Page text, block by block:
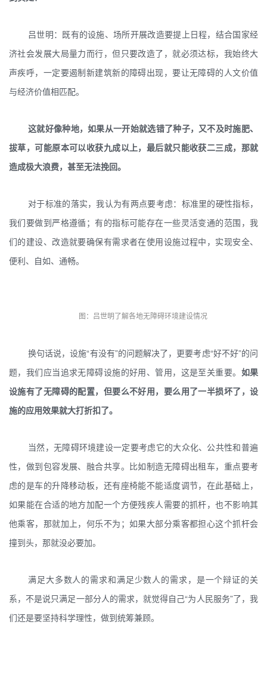
吕世明：既有的设施、场所开展改造要提上日程，结合国家经
济社会发展大局量力而行，但只要改造了，就必须达标，我始终大
声疾呼，一定要遏制新建筑新的障碍出现，要让无障碍的人文价值
与经济价值相匹配。
这就好像种地，如果从一开始就选错了种子，又不及时施肥、
拔草，可能原本可以收获九成以上，最后就只能收获二三成，那就
造成极大浪费，甚至无法挽回。
对于标准的落实，我认为有两点要考虑：标准里的硬性指标，
我们要做到严格遵循；有的指标可能存在一些灵活变通的范围，我
们的建设、改造就要确保有需求者在使用设施过程中，实现安全、
便利、自如、通畅。
图：吕世明了解各地无障碍环境建设情况
换句话说，设施“有没有”的问题解决了，更要考虑“好不好”的问
题，我们应当追求无障碍设施的好用、管用，这是至关重要。 如果
设施有了无障碍的配置，但要么不好用，要么用了一半损坏了，设
施的应用效果就大打折扣了。
当然，无障碍环境建设一定要考虑它的大众化、公共性和普遍
性，做到包容发展、融合共享。比如制造无障碍出租车，重点要考
虑的是车的升降移动板，还有座椅能不能适度调节，在此基础上，
如果能在合适的地方加配一个方便残疾人需要的抓杆，也不影响其
他乘客，那就加上，何乐不为；如果大部分乘客都担心这个抓杆会
撞到头，那就没必要加。
满足大多数人的需求和满足少数人的需求，是一个辩证的关
系，不是说只满足一部分人的需求，就觉得自己“为人民服务”了，我
们还是要坚持科学理性，做到统筹兼顾。